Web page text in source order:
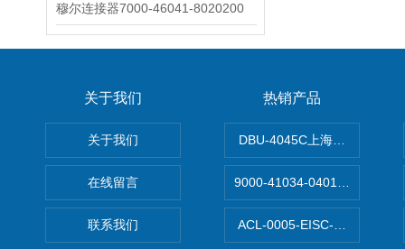
穆尔连接器7000-46041-8020200
关于我们
关于我们
在线留言
联系我们
热销产品
DBU-4045C上海鹰峰制动单
9000-41034-0401000穆尔
ACL-0005-EISC-E2M8C上海